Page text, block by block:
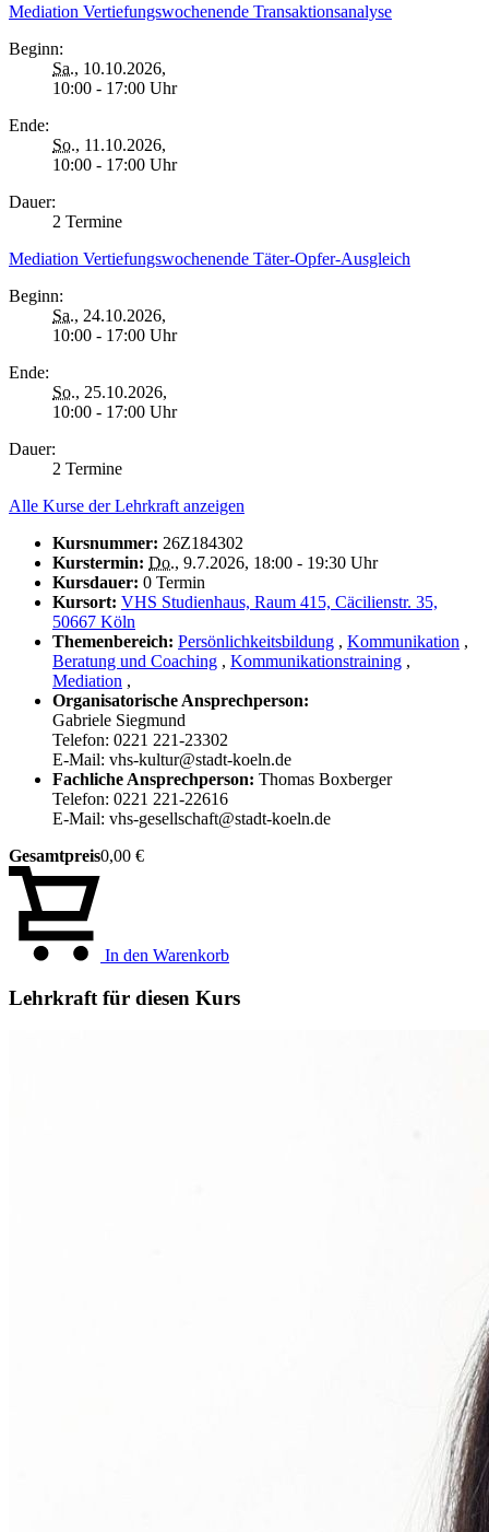
Mediation Vertiefungswochenende Transaktionsanalyse
Beginn:
Sa., 10.10.2026,
10:00 - 17:00 Uhr
Ende:
So., 11.10.2026,
10:00 - 17:00 Uhr
Dauer:
2 Termine
Mediation Vertiefungswochenende Täter-Opfer-Ausgleich
Beginn:
Sa., 24.10.2026,
10:00 - 17:00 Uhr
Ende:
So., 25.10.2026,
10:00 - 17:00 Uhr
Dauer:
2 Termine
Alle Kurse der Lehrkraft anzeigen
Kursnummer: 26Z184302
Kurstermin: Do., 9.7.2026, 18:00 - 19:30 Uhr
Kursdauer: 0 Termin
Kursort: VHS Studienhaus, Raum 415, Cäcilienstr. 35,
50667 Köln
Themenbereich: Persönlichkeitsbildung , Kommunikation ,
Beratung und Coaching , Kommunikationstraining ,
Mediation ,
Organisatorische Ansprechperson:
Gabriele Siegmund
Telefon: 0221 221-23302
E-Mail: vhs-kultur@stadt-koeln.de
Fachliche Ansprechperson: Thomas Boxberger
Telefon: 0221 221-22616
E-Mail: vhs-gesellschaft@stadt-koeln.de
Gesamtpreis0,00 €
In den Warenkorb
Lehrkraft für diesen Kurs